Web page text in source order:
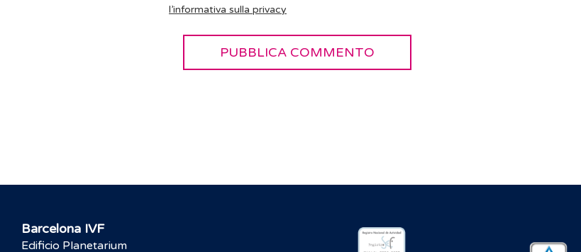
l’informativa sulla privacy
Barcelona IVF
Edificio Planetarium